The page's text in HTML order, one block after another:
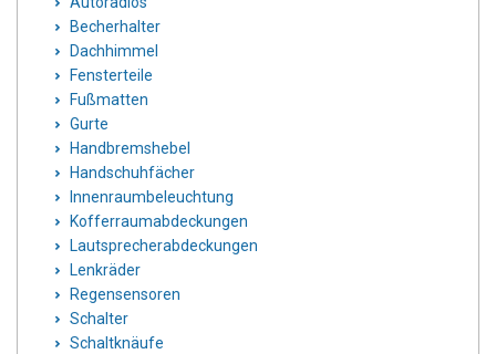
Becherhalter
Dachhimmel
Fensterteile
Fußmatten
Gurte
Handbremshebel
Handschuhfächer
Innenraumbeleuchtung
Kofferraumabdeckungen
Lautsprecherabdeckungen
Lenkräder
Regensensoren
Schalter
Schaltknäufe